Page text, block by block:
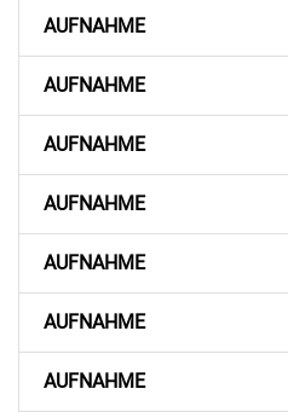
AUFNAHME
AUFNAHME
AUFNAHME
AUFNAHME
AUFNAHME
AUFNAHME
AUFNAHME